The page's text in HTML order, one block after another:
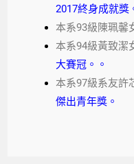
2017終身成就獎
本系93級陳珮馨
本系94級黃致潔
大賽冠。。
本系97級系友許
傑出青年獎。